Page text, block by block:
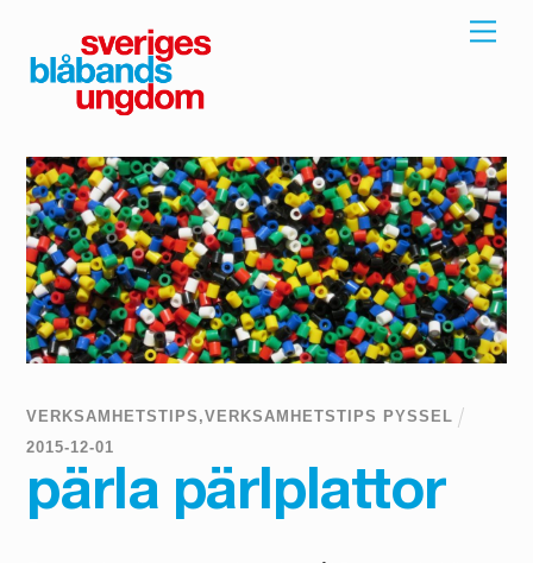
content
VERKSAMHETSTIPS ,VERKSAMHETSTIPS PYSSEL
2015-12-01
pärla pärlplattor